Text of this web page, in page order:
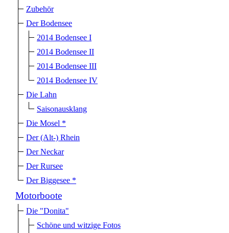
Zubehör
Der Bodensee
2014 Bodensee I
2014 Bodensee II
2014 Bodensee III
2014 Bodensee IV
Die Lahn
Saisonausklang
Die Mosel *
Der (Alt-) Rhein
Der Neckar
Der Rursee
Der Biggesee *
Motorboote
Die "Donita"
Schöne und witzige Fotos